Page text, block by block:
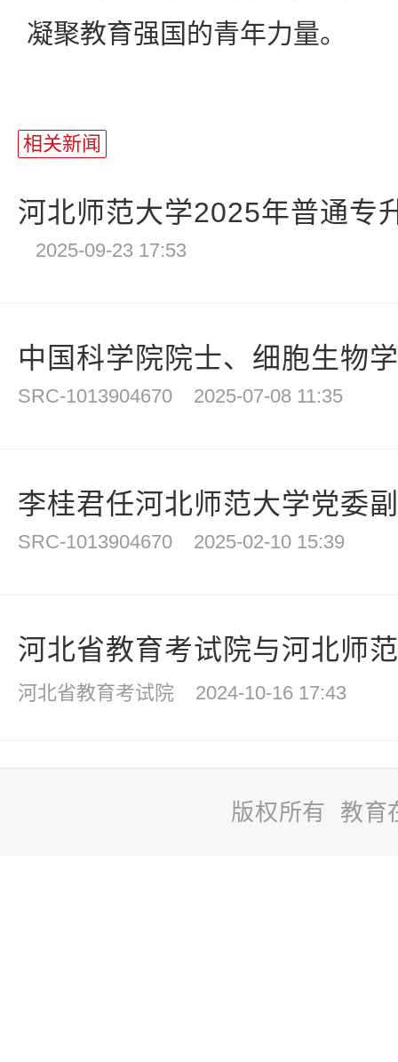
凝聚教育强国的青年力量。
相关新闻
河北师范大学2025年普通专
2025-09-23 17:53
中国科学院院士、细胞生物
SRC-1013904670 2025-07-08 11:35
李桂君任河北师范大学党委
SRC-1013904670 2025-02-10 15:39
河北省教育考试院与河北师
河北省教育考试院 2024-10-16 17:43
版权所有 教育